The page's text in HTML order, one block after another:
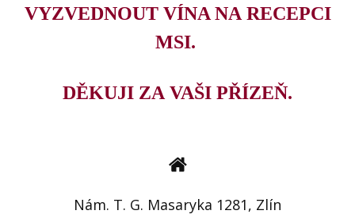
VYZVEDNOUT VÍNA NA RECEPCI
MSI.
DĚKUJI ZA VAŠI PŘÍZEŇ.
Nám. T. G. Masaryka 1281, Zlín